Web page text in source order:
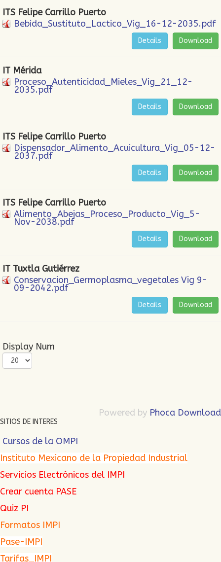
ITS Felipe Carrillo Puerto
Bebida_Sustituto_Lactico_Vig_16-12-2035.pdf
Download
Details
IT Mérida
Proceso_Autenticidad_Mieles_Vig_21_12-
2035.pdf
Download
Details
ITS Felipe Carrillo Puerto
Dispensador_Alimento_Acuicultura_Vig_05-12-
2037.pdf
Download
Details
ITS Felipe Carrillo Puerto
Alimento_Abejas_Proceso_Producto_Vig_5-
Nov-2038.pdf
Download
Details
IT Tuxtla Gutiérrez
Conservacion_Germoplasma_vegetales Vig 9-
09-2042.pdf
Download
Details
Display Num
Powered by Phoca Download
SITIOS DE INTERES
Cursos de la OMPI
Instituto Mexicano de la Propiedad Industrial
Servicios Electrónicos del IMPI
Crear cuenta PASE
Quiz PI
Formatos IMPI
Pase-IMPI
Tarifas_IMPI